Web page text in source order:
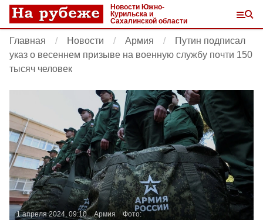
Новости Южно-
Курильска и
Сахалинской области
Главная Новости Армия
Путин подписал
указ о весеннем призыве на военную службу почти 150
тысяч человек
1 апреля 2024, 09:10 Армия Фото: